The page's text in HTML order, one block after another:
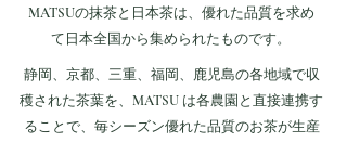
MATSUの抹茶と日本茶は、優れた品質を求め
て日本全国から集められたものです。
静岡、京都、三重、福岡、鹿児島の各地域で収
穫された茶葉を、MATSU は各農園と直接連携す
ることで、毎シーズン優れた品質のお茶が生産